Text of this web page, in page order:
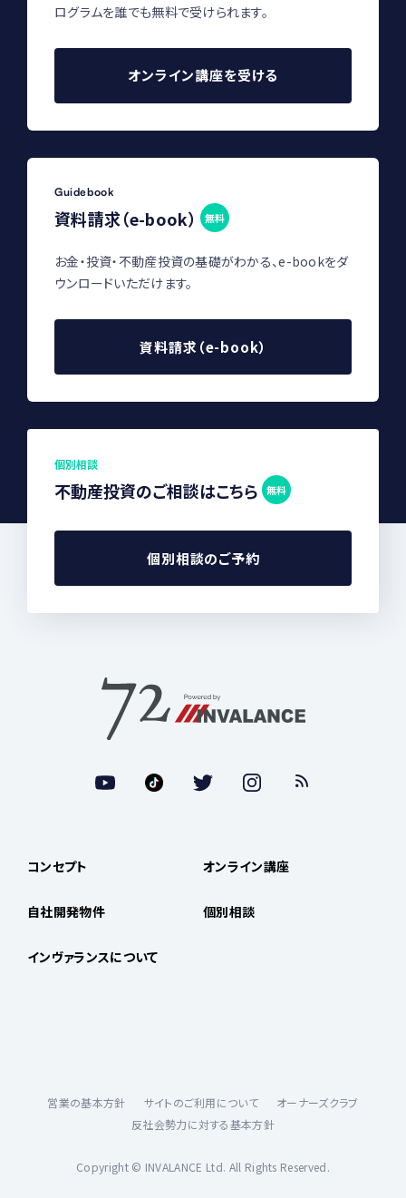
ログラムを誰でも無料で受けられます。
オンライン講座を受ける
Guidebook
資料請求（e-book） 無料
お金・投資・不動産投資の基礎がわかる、e-bookをダ
ウンロードいただけます。
資料請求（e-book）
個別相談
不動産投資のご相談はこちら 無料
個別相談のご予約
コンセプト
自社開発物件
インヴァランスについて
オンライン講座
個別相談
営業の基本方針 サイトのご利用について
オーナーズクラブ
反社会勢力に対する基本方針
Copyright © INVALANCE Ltd. All Rights Reserved.